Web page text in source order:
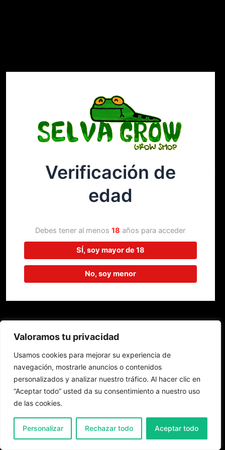
Valoramos tu privacidad
Usamos cookies para mejorar su experiencia de
navegación, mostrarle anuncios o contenidos
personalizados y analizar nuestro tráfico. Al hacer clic en
“Aceptar todo” usted da su consentimiento a nuestro uso
de las cookies.
Personalizar Rechazar todo Aceptar todo
¡Disculpa este desastre! Estamos
trabajando en algo increíble,
¡vuelve pronto!
Verificación de
edad
Debes tener al menos18 años para acceder
SÍ, soy mayor de 18
No, soy menor